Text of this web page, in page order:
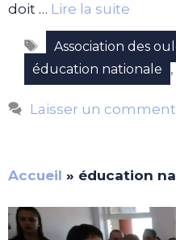
doit … Lire la suite
Étiquettes
Association des
éducation nationale ,
Laisser un
Accueil » éducation